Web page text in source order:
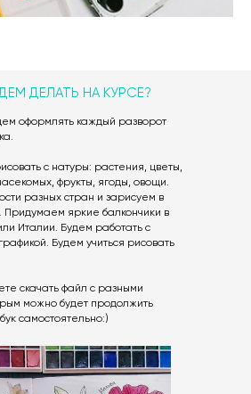
оформлять каждый разворот
с натуры: растения, цветы,
фрукты, ягоды, овощи.
разных стран и зарисуем в
Придумаем яркие балкончики в
Италии. Будем работать с
Будем учиться рисовать
скачать файл с разными
можно будет продолжить
самостоятельно:)
ДЕЛАТЬ НА КУРСЕ?